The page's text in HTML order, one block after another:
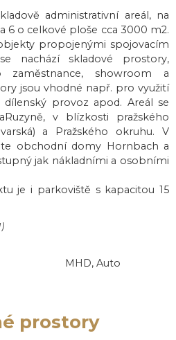
administrativní areál, na
6 o celkové ploše cca 3000 m2.
propojenými spojovacím
nachází skladové prostory,
zaměstnance, showroom a
jsou vhodné např. pro využití
provoz apod. Areál se
v blízkosti pražského
a Pražského okruhu. V
obchodní domy Hornbach a
jak nákladními a osobními
je i parkoviště s kapacitou 15
MHD, Auto
prostory